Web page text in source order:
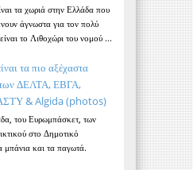
τα χωριά στην Ελλάδα που
άγνωστα για τον πολύ
το Λιθοχώρι του νομού ...
τα πιο αξέχαστα
ΔΕΛΤΑ, ΕΒΓΑ,
& Algida (photos)
του Ευρωμπάσκετ, των
στο Δημοτικό
μπάνια και τα παγωτά.